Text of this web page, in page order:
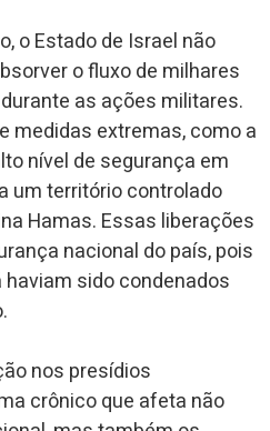
o Estado de Israel não
o fluxo de milhares
as ações militares.
medidas extremas, como a
nível de segurança em
um território controlado
Hamas. Essas liberações
nacional do país, pois
sido condenados
nos presídios
crônico que afeta não